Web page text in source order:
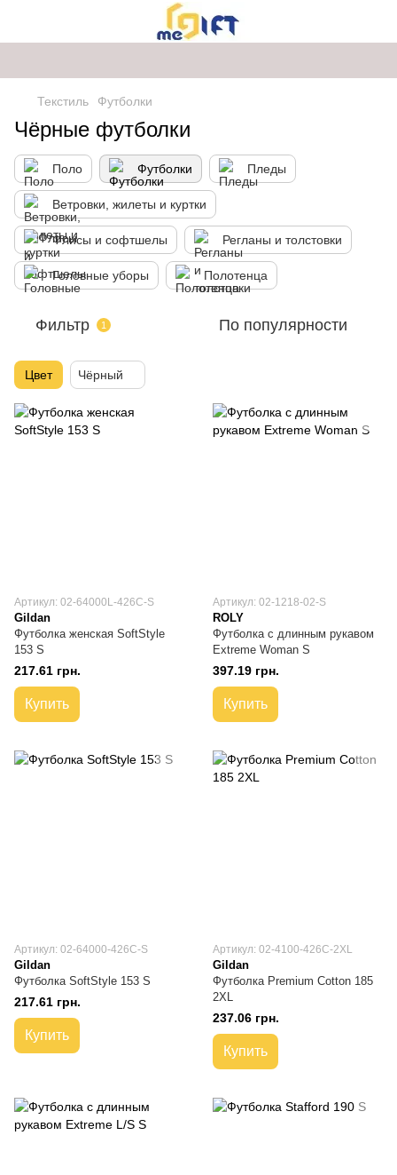
Текстиль Футболки
Чёрные футболки
Поло Футболки Пледы
Ветровки, жилеты и куртки
Флисы и софтшелы Регланы и толстовки
Головные уборы Полотенца
Фильтр 1 По популярности
Цвет Чёрный
Артикул: 02-64000L-426C-S
Gildan
Футболка женская SoftStyle
153 S
217.61 грн.
Купить
Артикул: 02-1218-02-S
ROLY
Футболка с длинным рукавом
Extreme Woman S
397.19 грн.
Купить
Артикул: 02-64000-426C-S
Gildan
Футболка SoftStyle 153 S
217.61 грн.
Купить
Артикул: 02-4100-426C-2XL
Gildan
Футболка Premium Cotton 185
2XL
237.06 грн.
Купить